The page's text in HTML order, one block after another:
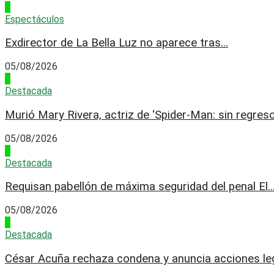
Espectáculos
Exdirector de La Bella Luz no aparece tras...
05/08/2026
Destacada
Murió Mary Rivera, actriz de ‘Spider-Man: sin
05/08/2026
Destacada
Requisan pabellón de máxima seguridad del penal El...
05/08/2026
Destacada
César Acuña rechaza condena y anuncia acciones